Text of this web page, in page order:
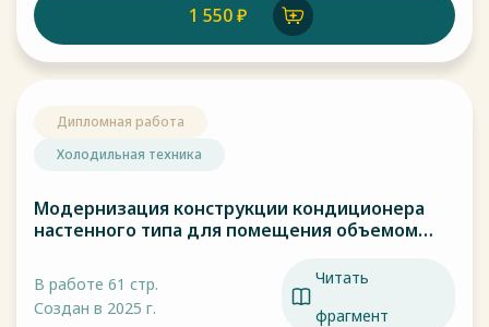
1 550 ₽
Дипломная работа
Холодильная техника
Модернизация конструкции кондиционера
настенного типа для помещения объемом
В работе 61 стр.
Создан в 2025 г.
Читать
фрагмент